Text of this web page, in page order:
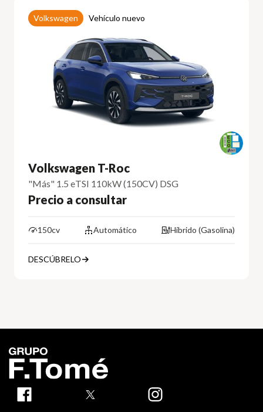
Volkswagen Vehículo nuevo
Volkswagen T-Roc
"Más" 1.5 eTSI 110kW (150CV) DSG
Precio a consultar
150cv Automático Híbrido (Gasolina)
DESCÚBRELO